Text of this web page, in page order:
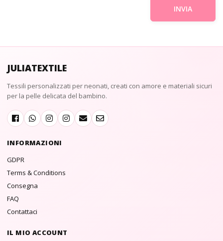
JULIATEXTILE
Tessili personalizzati per neonati, creati con amore e materiali sicuri
per la pelle delicata del bambino.
INFORMAZIONI
GDPR
Terms & Conditions
Consegna
FAQ
Contattaci
IL MIO ACCOUNT